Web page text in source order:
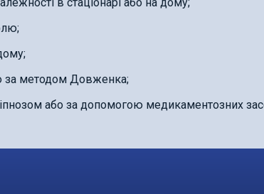
за методом Довженка;
або за допомогою медикаментозних